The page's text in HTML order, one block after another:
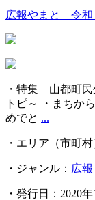
広報やまと 令
・特集 山都町民
トピ～ ・まちか
めでと ...
・エリア（市町村
・ジャンル： 広報
・発行日：2020年